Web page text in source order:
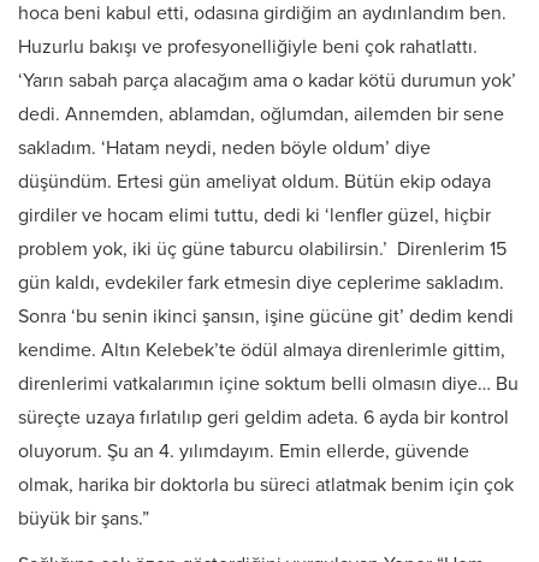
hoca beni kabul etti, odasına girdiğim an aydınlandım ben.
Huzurlu bakışı ve profesyonelliğiyle beni çok rahatlattı.
‘Yarın sabah parça alacağım ama o kadar kötü durumun yok’
dedi. Annemden, ablamdan, oğlumdan, ailemden bir sene
sakladım. ‘Hatam neydi, neden böyle oldum’ diye
düşündüm. Ertesi gün ameliyat oldum. Bütün ekip odaya
girdiler ve hocam elimi tuttu, dedi ki ‘lenfler güzel, hiçbir
problem yok, iki üç güne taburcu olabilirsin.’ Direnlerim 15
gün kaldı, evdekiler fark etmesin diye ceplerime sakladım.
Sonra ‘bu senin ikinci şansın, işine gücüne git’ dedim kendi
kendime. Altın Kelebek’te ödül almaya direnlerimle gittim,
direnlerimi vatkalarımın içine soktum belli olmasın diye… Bu
süreçte uzaya fırlatılıp geri geldim adeta. 6 ayda bir kontrol
oluyorum. Şu an 4. yılımdayım. Emin ellerde, güvende
olmak, harika bir doktorla bu süreci atlatmak benim için çok
büyük bir şans.”